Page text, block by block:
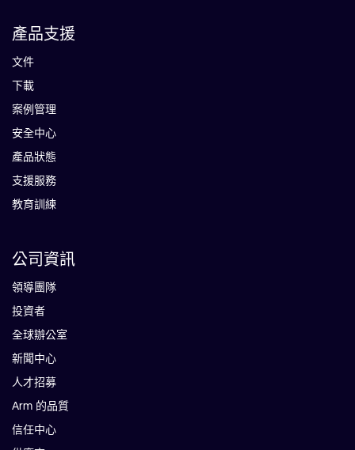
產品支援
文件
下載
案例管理
安全中心
產品狀態
支援服務
教育訓練
公司資訊
領導團隊
投資者
全球辦公室
新聞中心
人才招募
Arm 的品質
信任中心